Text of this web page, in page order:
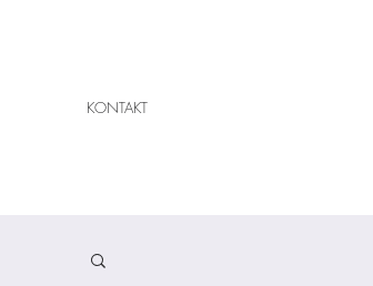
KONTAKT